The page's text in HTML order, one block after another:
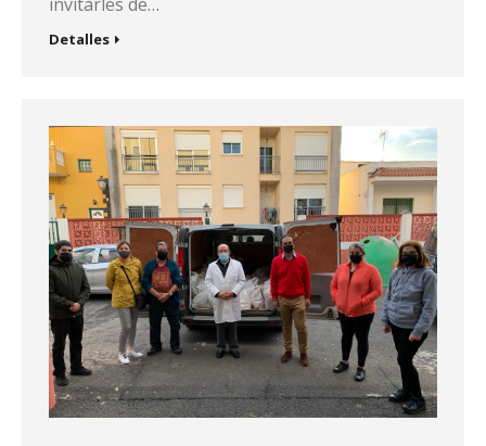
invitarles de…
Detalles